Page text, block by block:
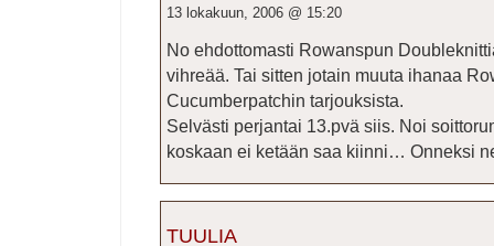
13 lokakuun, 2006 @ 15:20
No ehdottomasti Rowanspun
vihreää. Tai sitten jotain muuta ihanaa
Cucumberpatchin tarjouksista.
Selvästi perjantai 13.pvä siis. Noi
koskaan ei ketään saa kiinni… Onneksi
TUULIA